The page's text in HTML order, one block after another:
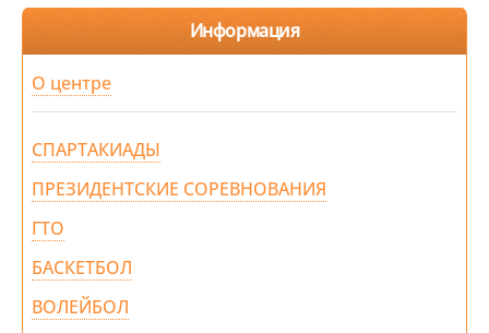
Информация
О центре
СПАРТАКИАДЫ
ПРЕЗИДЕНТСКИЕ СОРЕВНОВАНИЯ
ГТО
БАСКЕТБОЛ
ВОЛЕЙБОЛ